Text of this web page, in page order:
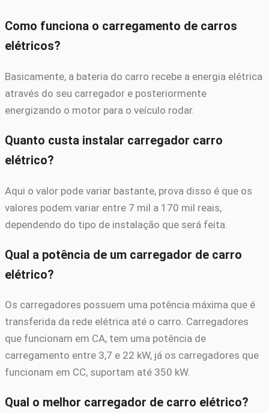
Como funciona o carregamento de carros
elétricos?
Basicamente, a bateria do carro recebe a energia elétrica
através do seu carregador e posteriormente
energizando o motor para o veículo rodar.
Quanto custa instalar carregador carro
elétrico?
Aqui o valor pode variar bastante, prova disso é que os
valores podem variar entre 7 mil a 170 mil reais,
dependendo do tipo de instalação que será feita.
Qual a potência de um carregador de carro
elétrico?
Os carregadores possuem uma potência máxima que é
transferida da rede elétrica até o carro. Carregadores
que funcionam em CA, tem uma potência de
carregamento entre 3,7 e 22 kW, já os carregadores que
funcionam em CC, suportam até 350 kW.
Qual o melhor carregador de carro elétrico?